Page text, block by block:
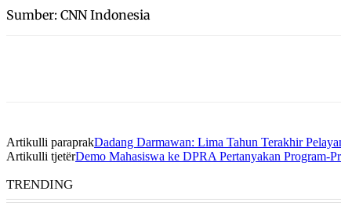
Sumber: CNN Indonesia
Artikulli paraprakDadang Darmawan: Lima Tahun Terakhir
Artikulli tjetërDemo Mahasiswa ke DPRA Pertanyakan Program-
TRENDING